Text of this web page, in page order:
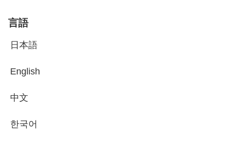
言語
日本語
English
中文
한국어